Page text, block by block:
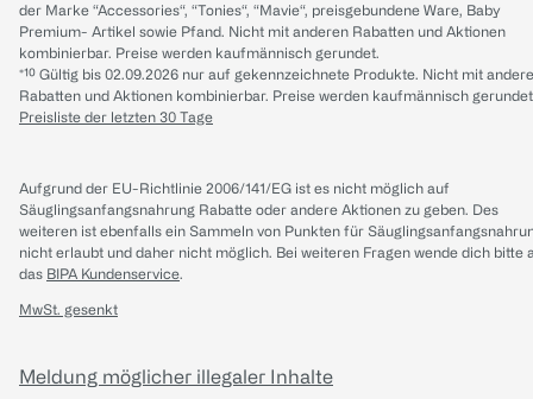
der Marke “Accessories“, “Tonies“, “Mavie“, preisgebundene Ware, Baby
Premium- Artikel sowie Pfand. Nicht mit anderen Rabatten und Aktionen
kombinierbar. Preise werden kaufmännisch gerundet.
*¹⁰ Gültig bis 02.09.2026 nur auf gekennzeichnete Produkte. Nicht mit
Rabatten und Aktionen kombinierbar. Preise werden kaufmännisch
Preisliste der letzten 30 Tage
Aufgrund der EU-Richtlinie 2006/141/EG ist es nicht möglich auf
Säuglingsanfangsnahrung Rabatte oder andere Aktionen zu geben. Des
weiteren ist ebenfalls ein Sammeln von Punkten für
nicht erlaubt und daher nicht möglich. Bei weiteren Fragen wende dich bitte
das BIPA Kundenservice.
MwSt. gesenkt
Meldung möglicher illegaler Inhalte